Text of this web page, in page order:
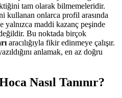
tam olarak bilmemeleridir.
kullanan onlarca profil arasında
maddi kazanç peşinde
Bu noktada birçok
aracılığıyla fikir edinmeye çalışır.
anlamak, en az doğru
Nasıl Tanınır?